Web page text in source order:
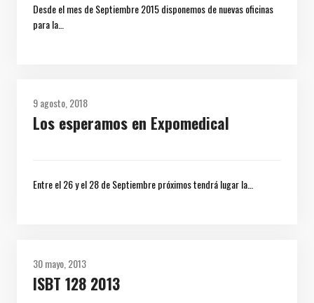
Desde el mes de Septiembre 2015 disponemos de nuevas oficinas
para la…
9 agosto, 2018
Los esperamos en Expomedical
Entre el 26 y el 28 de Septiembre próximos tendrá lugar la…
30 mayo, 2013
ISBT 128 2013